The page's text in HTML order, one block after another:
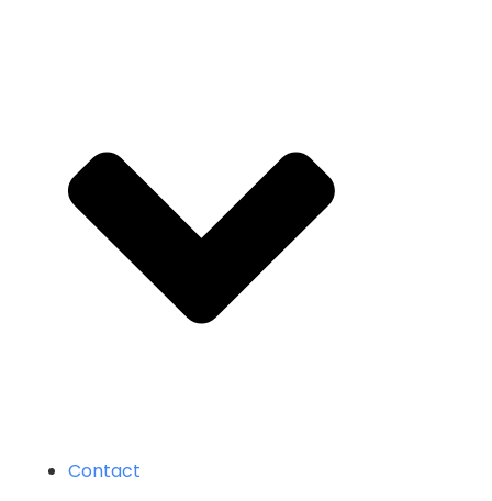
Contact